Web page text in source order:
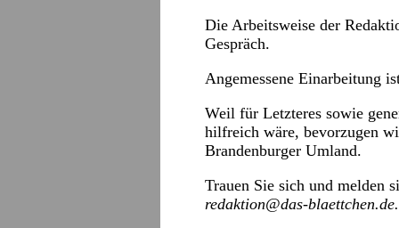
Die Arbeitsweise der
Gespräch.
Angemessene Einarbeitung
Weil für Letzteres sowie
hilfreich wäre, bevorzugen
Brandenburger Umland.
Trauen Sie sich und melden
redaktion@das-blaettchen.de.